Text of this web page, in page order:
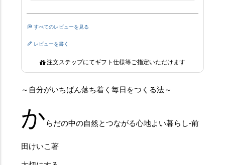
～自分がいちばん落ち着く毎日をつくる法～
からだの中の自然とつながる心地よい暮らし-前
田けいこ著
すべてのレビューを見る
レビューを書く
注文ステップにてギフト仕様等ご指定いただけます